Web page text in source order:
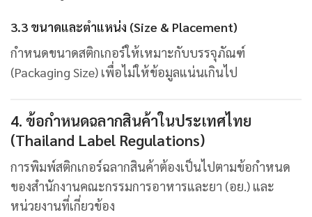
3.3 ขนาดและตำแหน่ง (Size & Placement)
กำหนดขนาดสติกเกอร์ให้เหมาะกับบรรจุภัณฑ์
(Packaging Size) เพื่อไม่ให้ข้อมูลแน่นเกินไป
4. ข้อกำหนดฉลากสินค้าในประเทศไทย
(Thailand Label Regulations)
การพิมพ์สติกเกอร์ฉลากสินค้าต้องเป็นไปตามข้อกำหนด
ของสำนักงานคณะกรรมการอาหารและยา (อย.) และ
หน่วยงานที่เกี่ยวข้อง